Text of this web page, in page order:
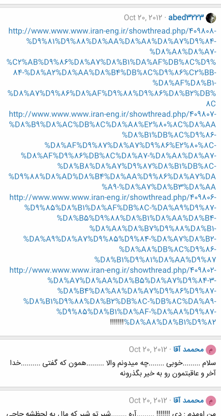
abed3223
Oct 20, 2012
http://www.www.www.iran-eng.ir/showthread.php/409808-
%D9%81%D9%88%D8%AA%D8%A8%D8%A7%D9%84-
%D8%A8%D8%A7-
%C2%AB%D9%86%D8%A7%D8%B1%DA%AF%DB%8C%D9%
84-%D8%A2%D8%AA%D8%B4%DB%8C%D9%86%C2%BB-
%D8%AF%D8%B1-
%D8%A7%D9%86%D8%AF%D9%88%D9%86%D8%B2%DB%
8C
http://www.www.www.iran-eng.ir/showthread.php/409807-
%D8%B9%D8%AC%DB%8C%D8%A8%E2%80%8C%D8%AA
%D8%B1%DB%8C%D9%86-
%D8%AF%D9%87%D8%A7%D9%86%E2%80%8C-
%D8%AF%D9%86%DB%8C%D8%A7-%D8%A8%D8%A7-
%D8%B8%D8%A7%D9%87%D8%B1%DB%8C-
%D9%88%D8%AD%D8%B4%D8%AA%D9%86%D8%A7%DA
%A9-%D8%A7%D8%B3%D8%AA
http://www.www.www.iran-eng.ir/showthread.php/409806-
%D9%85%D8%B1%D8%AF%DB%8C-%DA%A9%D9%87-
%D8%B5%D9%88%D8%B1%D8%AA%D8%B4-
%D8%A8%D8%B7%D9%88%D8%B1-
%DA%A9%D8%A7%D9%85%D9%84-%D8%A7%D8%B2-
%D8%A8%DB%8C%D9%86-
%D8%B1%D9%81%D8%AA%D9%87
http://www.www.www.iran-eng.ir/showthread.php/409802-
%D8%A7%D8%AA%D8%B5%D8%A7%D9%84-3-
%D8%B4%D8%A8%D8%A7%D9%86%D9%87-
%D8%B1%D9%88%D8%B2%DB%8C-%DB%8C%DA%A9-
%D9%85%D8%B1%D8%AF-%D8%A8%D9%87-
%D8%A8%D8%B1%D9%82
!!!!!!!
م محممد آقا Oct 20, 2012
سلام .........خوبی ........چه میدونم والا .........همون که گفتی ..........خدا
آخر و عاقبتمون رو به خیر بگذرونه
م محممد آقا Oct 20, 2012